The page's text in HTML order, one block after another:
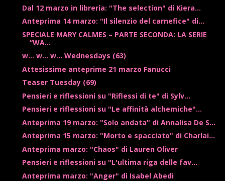
Dal 12 marzo in libreria: "The selection" di Kiera...
Anteprima 14 marzo: "Il silenzio del carnefice" di...
SPECIALE MARY CALMES – PARTE SECONDA: LA SERIE
“WA...
w... w... w... Wednesdays (63)
Attesissime anteprime 21 marzo Fanucci
Teaser Tuesday (69)
Pensieri e riflessioni su "Riflessi di te" di Sylv...
Pensieri e riflessioni su "Le affinità alchemiche"...
Anteprima 19 marzo: "Solo andata" di Annalisa De S...
Anteprima 15 marzo: "Morto e spacciato" di Charlai...
Anteprima marzo: "Chaos" di Lauren Oliver
Pensieri e riflessioni su "L'ultima riga delle fav...
Anteprima marzo: "Anger" di Isabel Abedi